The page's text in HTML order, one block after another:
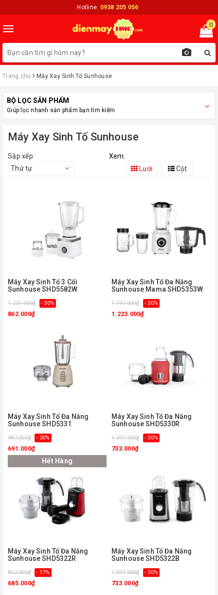
Hotline: 0938 205 056
Toggle
navigation
0
Trang chủ Máy Xay Sinh Tố Sunhouse
BỘ LỌC SẢN PHẨM
Giúp lọc nhanh sản phẩm bạn tìm kiếm
Máy Xay Sinh Tố Sunhouse
Sắp xếp:
Thứ tự
Xem:
Lưới
Cột
Máy Xay Sinh Tố 3 Cối
Sunhouse SHD5582W
1.231.000₫ - 30%
862.000₫
Máy Xay Sinh Tố Đa Năng
Sunhouse Mama SHD5353W
1.747.000₫ - 30%
1.223.000₫
Máy Xay Sinh Tố Đa Năng
Sunhouse SHD5331
987.000₫ - 30%
691.000₫
Máy Xay Sinh Tố Đa Năng
Sunhouse SHD5330R
1.047.000₫ - 30%
733.000₫
Hết Hàng
Máy Xay Sinh Tố Đa Năng
Sunhouse SHD5322R
822.000₫ - 17%
685.000₫
Máy Xay Sinh Tố Đa Năng
Sunhouse SHD5322B
1.047.000₫ - 30%
733.000₫